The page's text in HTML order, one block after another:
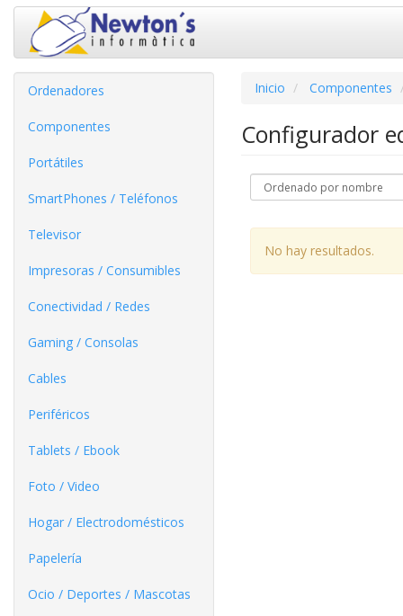
Ordenadores
Componentes
Portátiles
SmartPhones / Teléfonos
Televisor
Impresoras / Consumibles
Conectividad / Redes
Gaming / Consolas
Cables
Periféricos
Tablets / Ebook
Foto / Video
Hogar / Electrodomésticos
Papelería
Ocio / Deportes / Mascotas
Inicio Componentes
Configurador
No hay resultados.